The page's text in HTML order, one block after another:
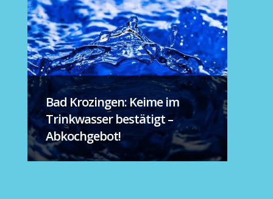
Bad Krozingen: Keime im
Trinkwasser bestätigt –
Abkochgebot!